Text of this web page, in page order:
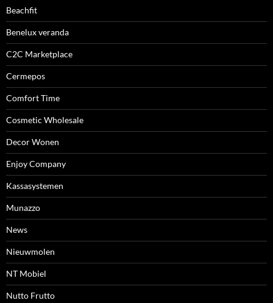
Beachfit
Benelux veranda
C2C Marketplace
Cermepos
Comfort Time
Cosmetic Wholesale
Decor Wonen
Enjoy Company
Kassasystemen
Munazzo
News
Nieuwmolen
NT Mobiel
Nutto Frutto